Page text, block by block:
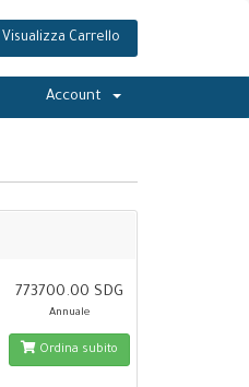
Visualizza Carrello
Account
773700.00 SDG
Annuale
Ordina subito